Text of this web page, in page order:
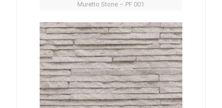
Muretto Stone – PF 001